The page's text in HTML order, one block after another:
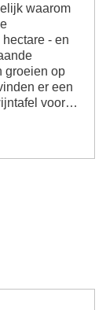
waarom
- en
groeien op
er een
voor…